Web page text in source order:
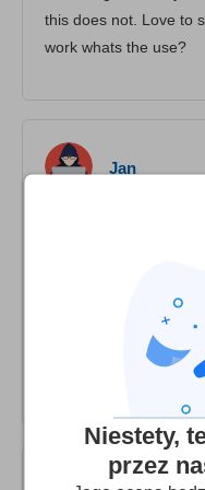
this does not. Love to
work whats the use?
Jan
"inget nätverk". Har
ett steg längre och
programmet man vill
programmet man vill
Niestety,
przez